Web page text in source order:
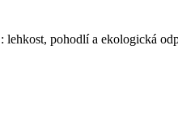
pohodlí a ekologická